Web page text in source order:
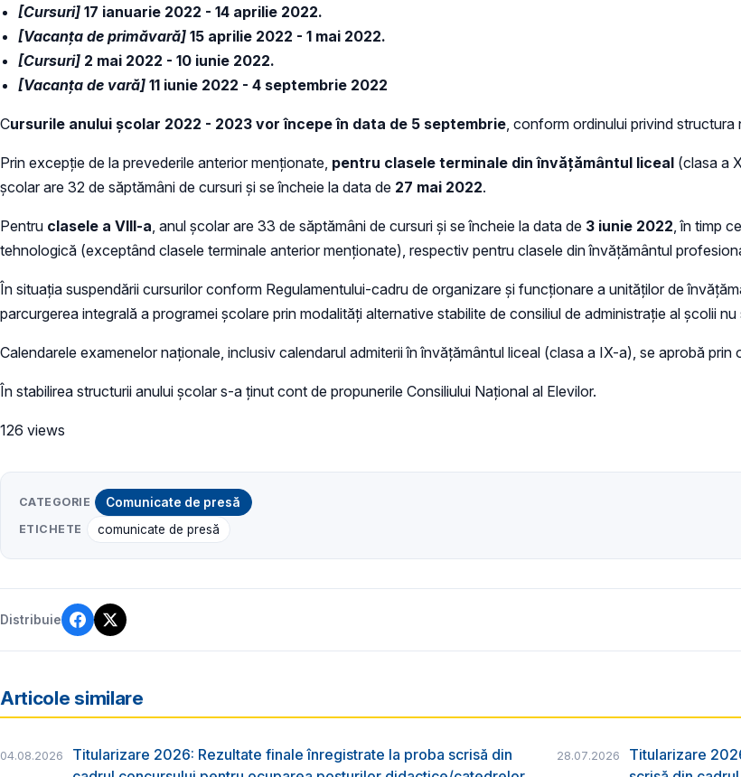
[Cursuri] 17 ianuarie 2022 - 14 aprilie 2022.
[Vacanța de primăvară] 15 aprilie 2022 - 1 mai 2022.
[Cursuri] 2 mai 2022 - 10 iunie 2022.
[Vacanța de vară] 11 iunie 2022 - 4 septembrie 2022
Cursurile anului școlar 2022 - 2023 vor începe în data de 5 septembrie, conform ordinului privind
Prin excepție de la prevederile anterior menționate, pentru clasele terminale din învățământul liceal (clasa a
școlar are 32 de săptămâni de cursuri și se încheie la data de 27 mai 2022.
Pentru clasele a VIII-a, anul școlar are 33 de săptămâni de cursuri și se încheie la data de 3 iunie 2022, în timp
tehnologică (exceptând clasele terminale anterior menționate), respectiv pentru clasele din învățământul
În situația suspendării cursurilor conform Regulamentului-cadru de organizare și funcționare a unităților de
parcurgerea integrală a programei școlare prin modalități alternative stabilite de consiliul de administrație al școlii
Calendarele examenelor naționale, inclusiv calendarul admiterii în învățământul liceal (clasa a IX-a), se aprobă prin
În stabilirea structurii anului școlar s-a ținut cont de propunerile Consiliului Național al Elevilor.
126 views
CATEGORIE Comunicate de presă
ETICHETE comunicate de presă
Distribuie
Articole similare
04.08.2026
Titularizare 2026: Rezultate finale înregistrate la proba scrisă din
28.07.2026
Titularizare